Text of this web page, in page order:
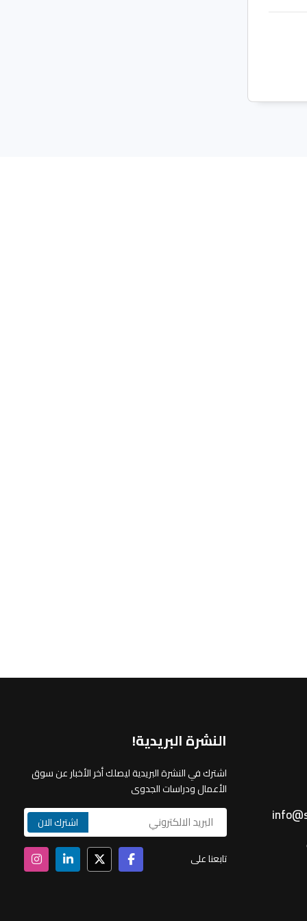
النشرة البريدية!
اشترك في النشرة البريدية ليصلك أخر الأخبار عن سوق
الأعمال ودراسات الجدوى
تابعنا على